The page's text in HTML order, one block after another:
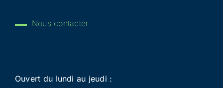
Nous contacter
Ouvert du lundi au jeudi :